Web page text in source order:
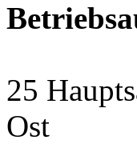
25
Ost